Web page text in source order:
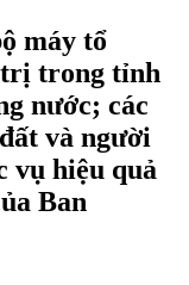
máy tổ
trong tỉnh
nước; các
và người
vụ hiệu quả
Ban